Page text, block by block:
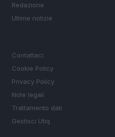
Redazione
Ultime notizie
Contattaci
Cookie Policy
Privacy Policy
Note legali
Trattamento dati
Gestisci Utiq